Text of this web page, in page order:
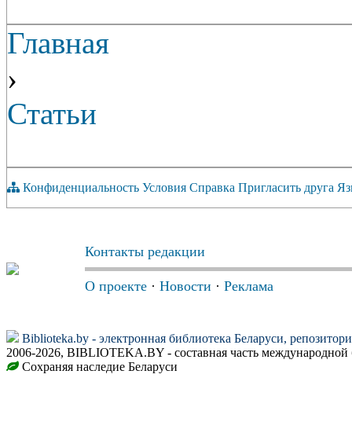
Главная
›
Статьи
Конфиденциальность Условия Справка Пригласить друга
Контакты редакции
О проекте · Новости · Реклама
Biblioteka.by - электронная библиотека Беларуси,
2006-2026, BIBLIOTEKA.BY - составная часть
Сохраняя наследие Беларуси